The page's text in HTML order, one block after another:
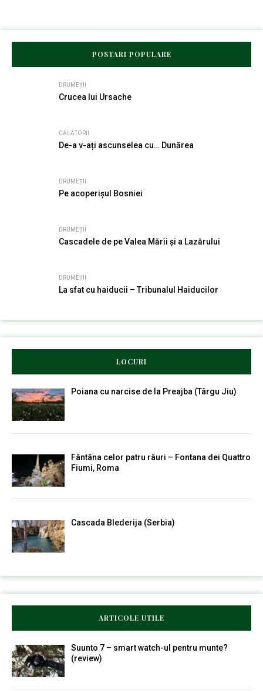
POSTARI POPULARE
DRUMEȚII
Crucea lui Ursache
CĂLĂTORII
De-a v-ați ascunselea cu… Dunărea
DRUMEȚII
Pe acoperișul Bosniei
DRUMEȚII
Cascadele de pe Valea Mării și a Lazărului
DRUMEȚII
La sfat cu haiducii – Tribunalul Haiducilor
LOCURI
Poiana cu narcise de la Preajba (Târgu Jiu)
Fântâna celor patru râuri – Fontana dei Quattro
Fiumi, Roma
Cascada Blederija (Serbia)
ARTICOLE UTILE
Suunto 7 – smart watch-ul pentru munte?
(review)